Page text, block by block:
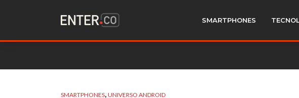
SMARTPHONES
SMARTPHONES, UNIVERSO ANDROID